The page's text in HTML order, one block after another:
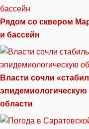
Рядом со сквером
и бассейн
Власти сочли
эпидемиологическую
области